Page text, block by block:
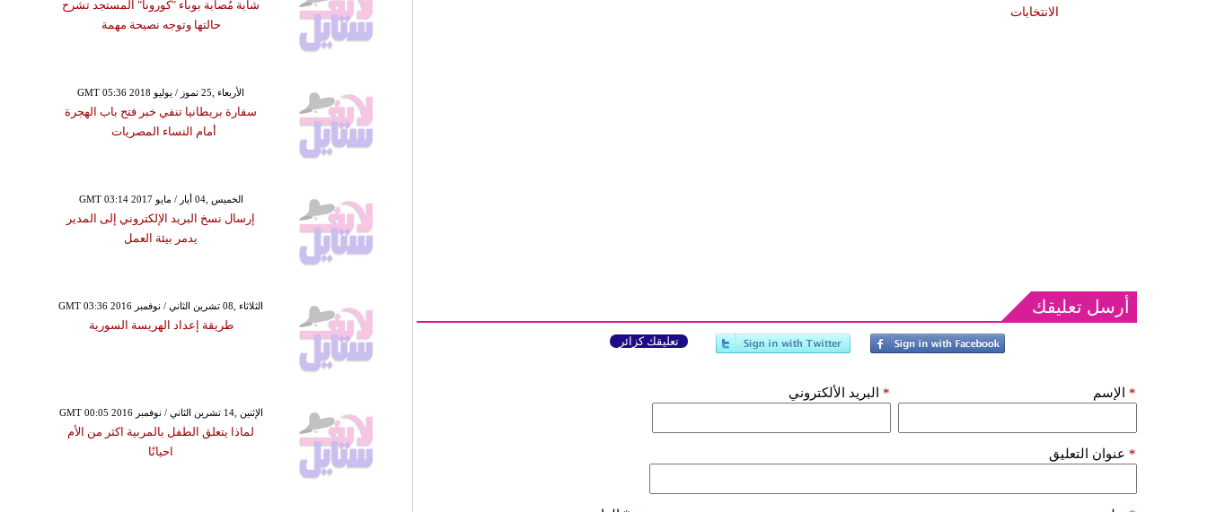
الانتخابات
أرسل تعليقك
تعليقك كزائر
الإسم * البريد الألكتروني *
عنوان التعليق *
شابة مُصابة بوباء "كورونا" المستجد تشرح
حالتها وتوجه نصيحة مهمة
GMT 05:36 2018 الأربعاء ,25 تموز / يوليو
سفارة بريطانيا تنفي خبر فتح باب الهجرة
أمام النساء المصريات
GMT 03:14 2017 الخميس ,04 أيار / مايو
إرسال نسخ البريد الإلكتروني إلى المدير
يدمر بيئة العمل
GMT 03:36 2016 الثلاثاء ,08 تشرين الثاني / نوفمبر
طريقة إعداد الهريسة السورية
GMT 00:05 2016 الإثنين ,14 تشرين الثاني / نوفمبر
لماذا يتعلق الطفل بالمربية اكثر من الأم
احيانًا